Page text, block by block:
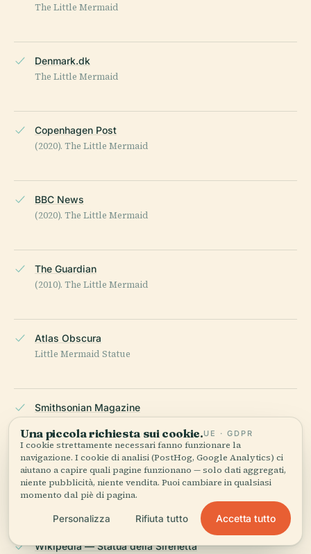
The Little Mermaid
Denmark.dk
The Little Mermaid
Copenhagen Post
(2020). The Little Mermaid
BBC News
(2020). The Little Mermaid
The Guardian
(2010). The Little Mermaid
Atlas Obscura
Little Mermaid Statue
Smithsonian Magazine
Copenhagen Municipality
The Little Mermaid
Wikipedia — Statua della Sirenetta
Una piccola richiesta sui cookie.UE · GDPR
I cookie strettamente necessari fanno funzionare la
navigazione. I cookie di analisi (PostHog, Google Analytics) ci
aiutano a capire quali pagine funzionano — solo dati aggregati,
niente pubblicità, niente vendita. Puoi cambiare in qualsiasi
momento dal piè di pagina.
Personalizza Rifiuta tutto Accetta tutto